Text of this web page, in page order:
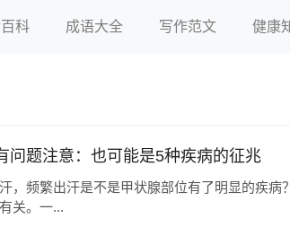
科 成语大全 写作范文 健康
问题注意：也可能是5种疾病的征兆
，频繁出汗是不是甲状腺部位有了明显的疾病
关。一...